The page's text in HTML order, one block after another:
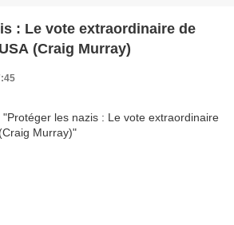
: Le vote extraordinaire de
(Craig Murray)